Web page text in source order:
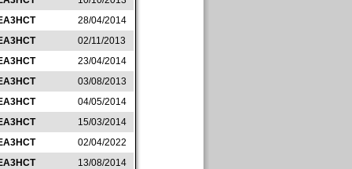
28/04/2014
02/11/2013
23/04/2014
03/08/2013
04/05/2014
15/03/2014
02/04/2022
13/08/2014